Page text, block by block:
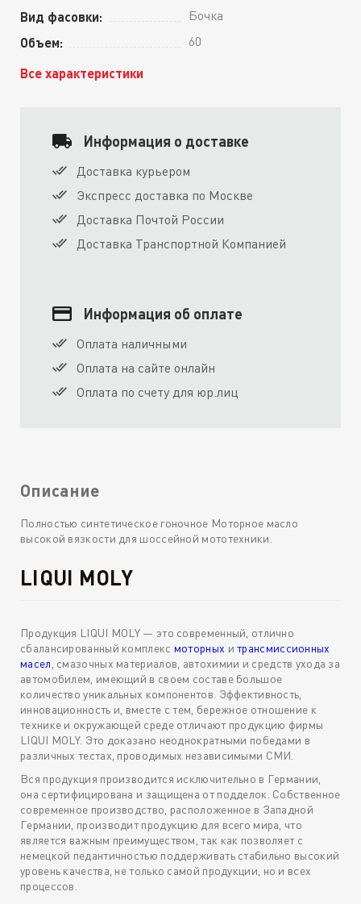
Вид фасовки: Бочка
Объем: 60
Все характеристики
Информация о доставке
Доставка курьером
Экспресс доставка по Москве
Доставка Почтой России
Доставка Транспортной Компанией
Информация об оплате
Оплата наличными
Оплата на сайте онлайн
Оплата по счету для юр.лиц
Описание
Полностью синтетическое гоночное Моторное масло
высокой вязкости для шоссейной мототехники.
LIQUI MOLY
Продукция LIQUI MOLY — это современный, отлично
сбалансированный комплекс моторных итрансмиссионных
масел , смазочных материалов, автохимии и средств ухода за
автомобилем, имеющий в своем составе большое
количество уникальных компонентов. Эффективность,
инновационность и, вместе с тем, бережное отношение к
технике и окружающей среде отличают продукцию фирмы
LIQUI MOLY. Это доказано неоднократными победами в
различных тестах, проводимых независимыми СМИ.
Вся продукция производится исключительно в Германии,
она сертифицирована и защищена от подделок. Собственное
современное производство, расположенное в Западной
Германии, производит продукцию для всего мира, что
является важным преимуществом, так как позволяет с
немецкой педантичностью поддерживать стабильно высокий
уровень качества, не только самой продукции, но и всех
процессов.